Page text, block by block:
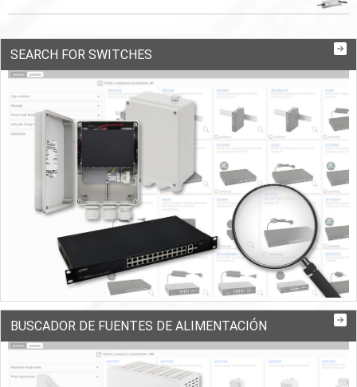
SEARCH FOR SWITCHES
BUSCADOR DE FUENTES DE ALIMENTACIÓN